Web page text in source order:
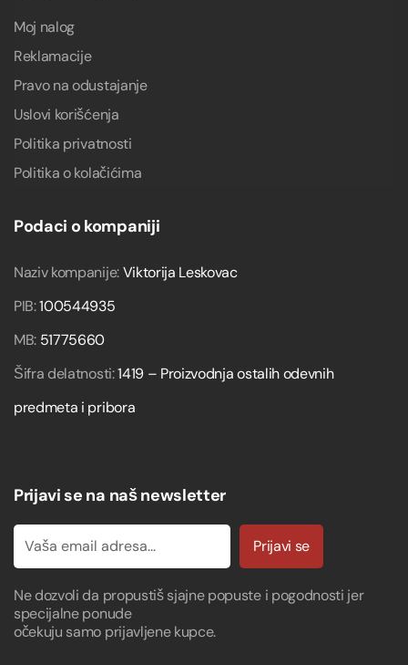
Moj nalog
Reklamacije
Pravo na odustajanje
Uslovi korišćenja
Politika privatnosti
Politika o kolačićima
Podaci o kompaniji
Naziv kompanije:Viktorija Leskovac
PIB:100544935
MB: 51775660
Šifra delatnosti:1419 – Proizvodnja ostalih odevnih
predmeta i pribora
Prijavi se na naš newsletter
Prijavi se
Ne dozvoli da propustiš sjajne popuste i pogodnosti jer
specijalne ponude
očekuju samo prijavljene kupce.